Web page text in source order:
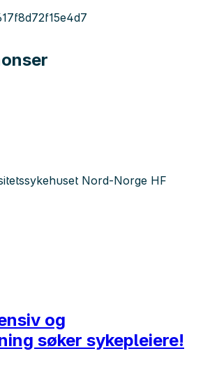
Nord-Norge HF
og
søker sykepleiere!